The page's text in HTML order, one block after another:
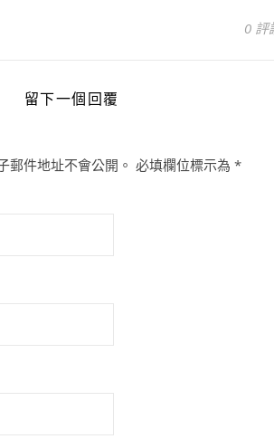
0 評
留下一個回覆
郵件地址不會公開。 必填欄位標示為 *